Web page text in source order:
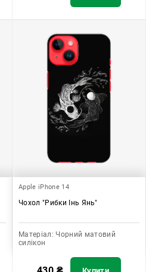
Apple iPhone 14
Чохол "Рибки Інь Янь"
Матеріал: Чорний матовий
силікон